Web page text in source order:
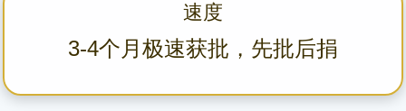
速度
3-4个月极速获批，先批后捐